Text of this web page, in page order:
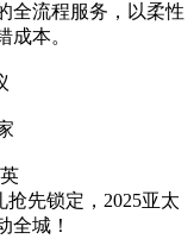
全流程服务，以柔性
成本。